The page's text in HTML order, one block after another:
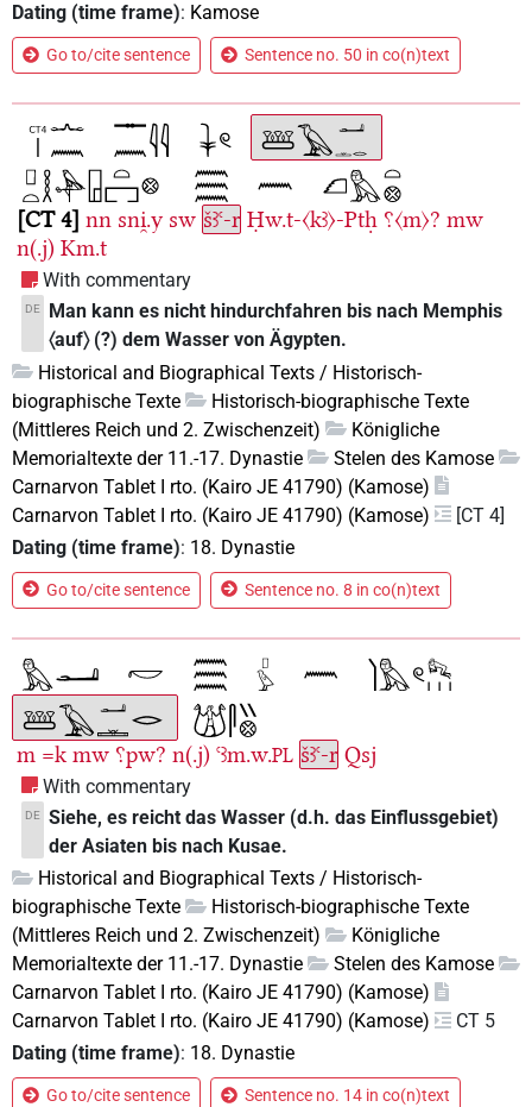
Dating (time frame): Kamose
Go to/cite sentence Sentence no. 50 in co(n)text
CT 4 nn sni̯.y sw šꜣꜥ-r Ḥw.t-〈kꜣ〉-Ptḥ ⸮〈m〉? mw
n(.j) Km.t
With commentary
DE
Man kann es nicht hindurchfahren bis nach Memphis
〈auf〉 (?) dem Wasser von Ägypten.
Historical and Biographical Texts / Historisch-
biographische Texte
Historisch-biographische Texte
(Mittleres Reich und 2. Zwischenzeit)
Königliche
Memorialtexte der 11.-17. Dynastie
Stelen des Kamose
Carnarvon Tablet I rto. (Kairo JE 41790) (Kamose)
Carnarvon Tablet I rto. (Kairo JE 41790) (Kamose)
[CT 4]
Dating (time frame): 18. Dynastie
Go to/cite sentence Sentence no. 8 in co(n)text
m =k mw ⸮pw? n(.j) ꜥꜣm.w.PL šꜣꜥ-r Qsj
With commentary
DE Siehe, es reicht das Wasser (d.h. das Einflussgebiet)
der Asiaten bis nach Kusae.
Historical and Biographical Texts / Historisch-
biographische Texte
Historisch-biographische Texte
(Mittleres Reich und 2. Zwischenzeit)
Königliche
Memorialtexte der 11.-17. Dynastie
Stelen des Kamose
Carnarvon Tablet I rto. (Kairo JE 41790) (Kamose)
Carnarvon Tablet I rto. (Kairo JE 41790) (Kamose)
CT 5
Dating (time frame): 18. Dynastie
Go to/cite sentence Sentence no. 14 in co(n)text